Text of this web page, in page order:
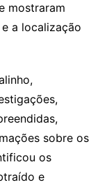
mostraram
a localização
sobre os
os
e